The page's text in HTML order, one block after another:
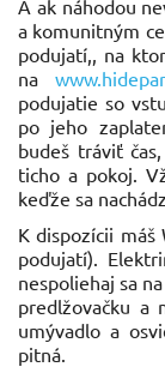
A ak náhodou
a komunitným
podujatí,, na
na
podujatie so
po jeho
budeš tráviť
ticho a pokoj.
keďže sa
K dispozícii máš
podujatí).
nespoliehaj sa
predlžovačku a
umývadlo a
pitná.